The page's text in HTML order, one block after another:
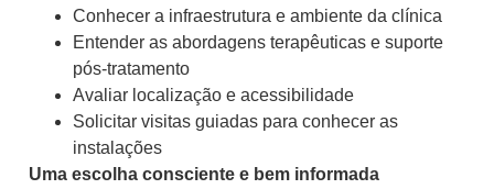
Conhecer a infraestrutura e ambiente da clínica
Entender as abordagens terapêuticas e suporte
pós-tratamento
Avaliar localização e acessibilidade
Solicitar visitas guiadas para conhecer as
instalações
Uma escolha consciente e bem informada